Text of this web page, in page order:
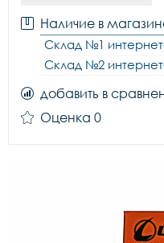
Наличие в
Склад №1
Склад №2
добавить в
Оценка 0